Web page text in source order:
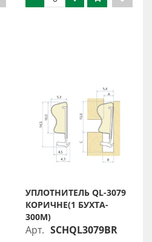
УПЛОТНИТЕЛЬ QL-3079
КОРИЧНЕ(1 БУХТА-
300М)
Арт. SCHQL3079BR